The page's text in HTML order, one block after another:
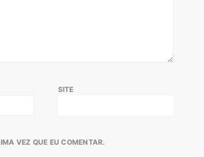
SITE
VEZ QUE EU COMENTAR.